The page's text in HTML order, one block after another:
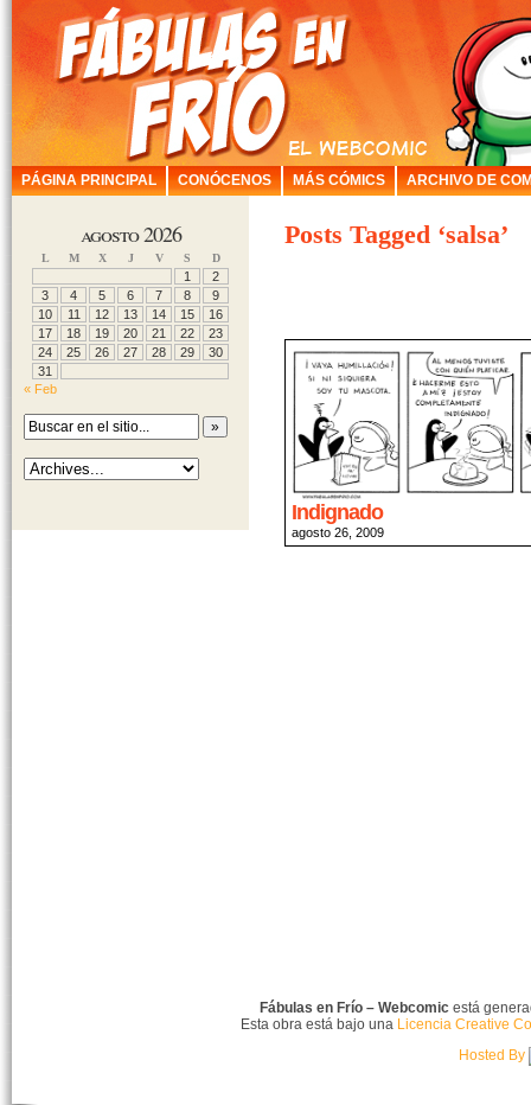
PÁGINA PRINCIPAL CONÓCENOS MÁS CÓMICS ARCHIVO DE
agosto 2026
L M X J V S D
1
2
3
4 5 6 7 8
9
10
11 12 13 14 15
16
17
18 19 20 21 22
23
24
25 26 27 28 29
30
31
« Feb
Posts Tagged ‘salsa’
Indignado
agosto 26, 2009
Fábulas en Frío – Webcomicestá
Esta obra está bajo una Licencia Creative
Hosted By